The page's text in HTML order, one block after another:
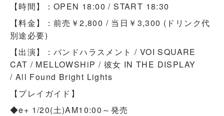
【時間】：OPEN 18:00 / START 18:30
【料金】：前売￥2,800 / 当日￥3,300 (ドリンク代
別途必要)
【出演】：バンドハラスメント / VOI SQUARE
CAT / MELLOWSHiP / 彼女 IN THE DISPLAY
/ All Found Bright Lights
【プレイガイド】
◆e+ 1/20(土)AM10:00～発売